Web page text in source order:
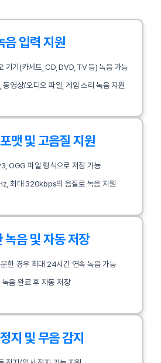
음 입력 지원
기기(카세트, CD, DVD, TV 등) 녹음 가능
동영상/오디오 파일, 게임 소리 녹음 지원
맷 및 고음질 지원
OGG 파일 형식으로 저장 가능
최대 320kbps의 음질로 녹음 지원
녹음 및 자동 저장
한 경우 최대 24시간 연속 녹음 가능
녹음 완료 후 자동 저장
지 및 무음 감지